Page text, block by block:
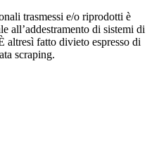
trasmessi e/o riprodotti è
all’addestramento di sistemi di
altresì fatto divieto espresso di
scraping.